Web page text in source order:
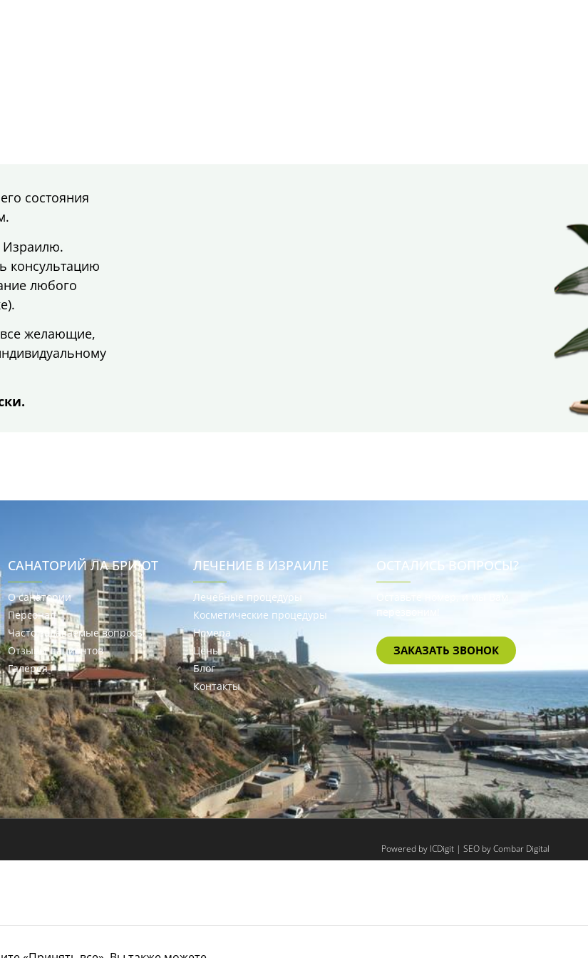
состояния
Израилю.
консультацию
любого
желающие,
САНАТОРИЙ ЛА БРИЮТ
О санатории
Персонал
Часто задаваемые вопросы
Отзывы пациентов
Галерея
ЛЕЧЕНИЕ В ИЗРАИЛЕ
Лечебные процедуры
Косметические процедуры
Номера
Цены
Блог
Контакты
ОСТАЛИСЬ ВОПРОСЫ?
Оставьте номер, и мы Вам
перезвоним!
ЗАКАЗАТЬ ЗВОНОК
Powered by ICDigit | SEO byCombar Digital